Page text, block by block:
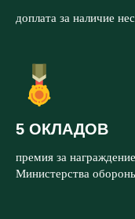
доплата за наличие
5 ОКЛАДОВ
премия за
Министерства